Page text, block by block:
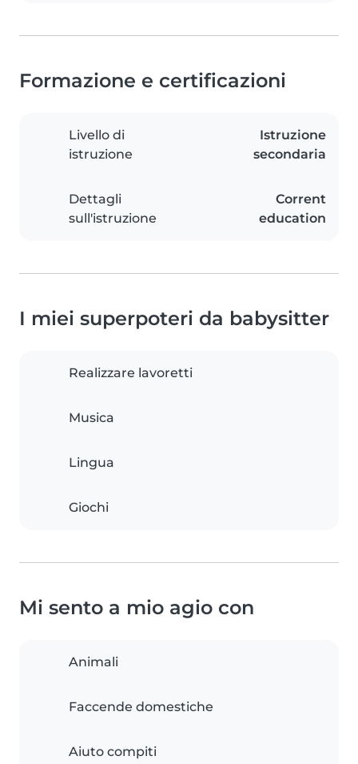
Formazione e certificazioni
Livello di
istruzione
Istruzione
secondaria
Dettagli
sull'istruzione
Corrent
education
I miei superpoteri da babysitter
Realizzare lavoretti
Musica
Lingua
Giochi
Mi sento a mio agio con
Animali
Faccende domestiche
Aiuto compiti